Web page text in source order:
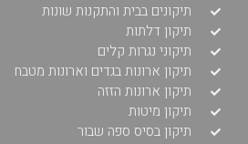
תיקונים בבית והתקנות שונות
תיקון דלתות
תיקוני נגרות קלים
תיקון ארונות בגדים וארונות מטבח
תיקון ארונות הזזה
תיקון מיטות
תיקון בסיס ספה שבור